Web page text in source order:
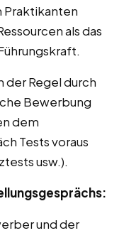
Praktikanten
als das
der Regel durch
Bewerbung
dem
Tests voraus
usw.).
und der